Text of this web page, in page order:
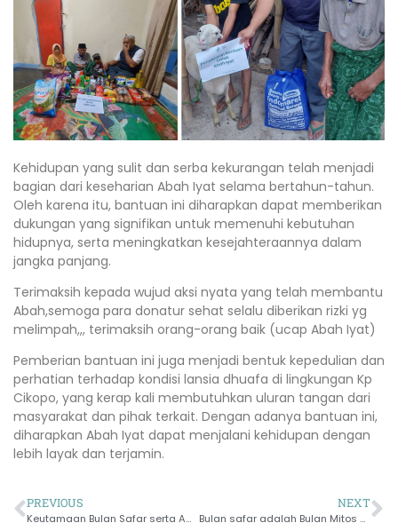
Kehidupan yang sulit dan serba kekurangan telah menjadi
bagian dari keseharian Abah Iyat selama bertahun-tahun.
Oleh karena itu, bantuan ini diharapkan dapat memberikan
dukungan yang signifikan untuk memenuhi kebutuhan
hidupnya, serta meningkatkan kesejahteraannya dalam
jangka panjang.
Terimaksih kepada wujud aksi nyata yang telah membantu
Abah,semoga para donatur sehat selalu diberikan rizki yg
melimpah,,, terimaksih orang-orang baik (ucap Abah Iyat)
Pemberian bantuan ini juga menjadi bentuk kepedulian dan
perhatian terhadap kondisi lansia dhuafa di lingkungan Kp
Cikopo, yang kerap kali membutuhkan uluran tangan dari
masyarakat dan pihak terkait. Dengan adanya bantuan ini,
diharapkan Abah Iyat dapat menjalani kehidupan dengan
lebih layak dan terjamin.
PREVIOUS
Keutamaan Bulan Safar serta Amalan dan Doa yang Dianjurkan
NEXT
Bulan safar adalah Bulan Mitos dan Kesialan, Apakah itu Benar?